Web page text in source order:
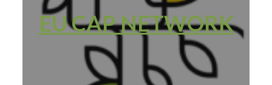
EU CAP NETWORK